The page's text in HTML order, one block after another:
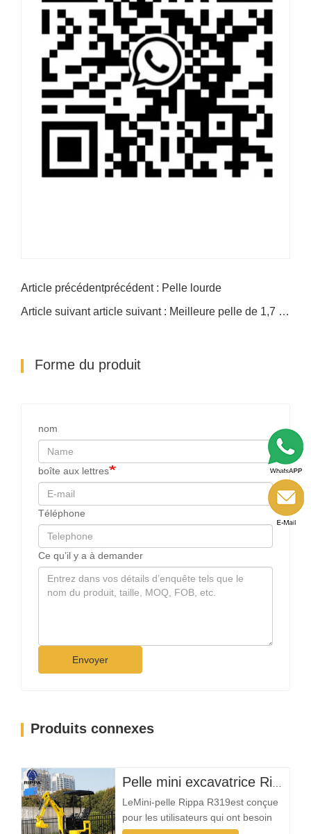
Article précédentprécédent : Pelle lourde
Article suivant article suivant : Meilleure pelle de 1,7 tonne
Forme du produit
nom
boîte aux lettres
Téléphone
Ce qu’il y a à demander
Envoyer
Produits connexes
LeMini-pelle Rippa R319est conçue
pour les utilisateurs qui ont besoin